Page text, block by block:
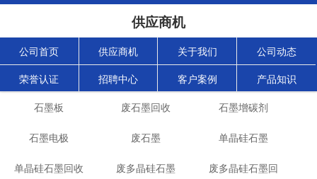
供应商机
公司首页 供应商机 关于我们 公司动态
荣誉认证 招聘中心 客户案例 产品知识
石墨板 废石墨回收 石墨增碳剂
石墨电极 废石墨 单晶硅石墨
单晶硅石墨回收 废多晶硅石墨 废多晶硅石墨回